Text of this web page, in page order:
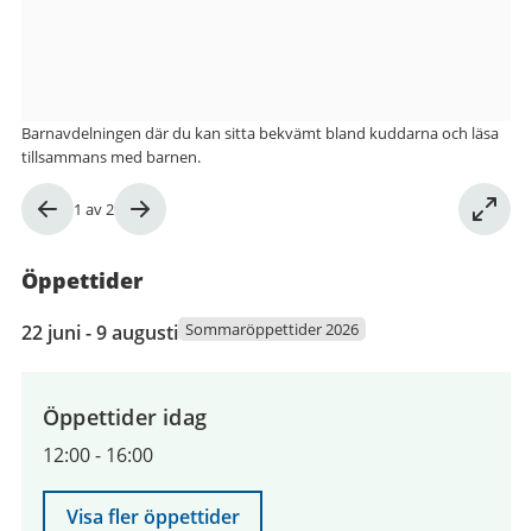
Bild
2
1 av 2
Barnavdelningen där du kan sitta bekvämt bland kuddarna och läsa
tillsammans med barnen.
Öppettider
22
juni
augusti
2026
22 juni - 9 augusti Sommaröppettider 2026
Öppettider idag
12:00- 16:00
Visa fler öppettider